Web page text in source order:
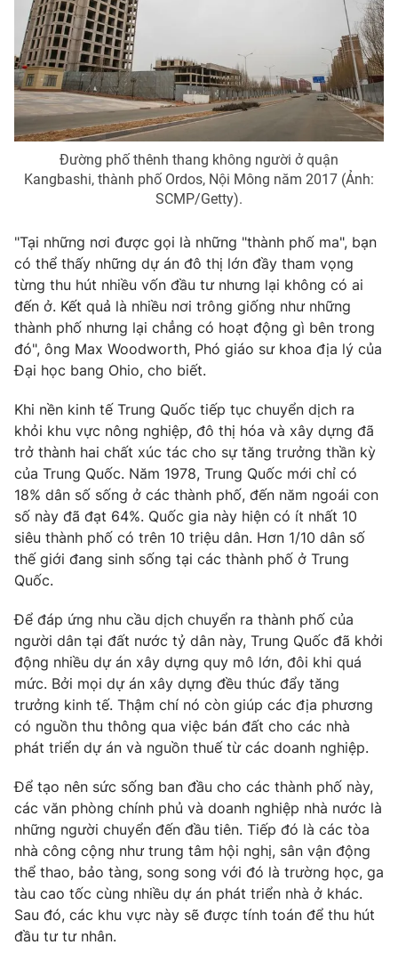
Khán giả
Giải sao mai
Sao
Du lịch
Làm đẹp
Chất lượng cuộc sống
Giáo dục
Tuyển sinh
Học trực tuyến
Công nghệ
Hitech Công nghệ tương lai
Sản phẩm
Thị trường
Giao lưu trực tuyến
Lịch phát sóng
Chuyên mục khác
Emagazine Podcast
Photo Infographic
VTV Money VTV Thể thao
VTV Sức khoẻ Bất động sản
Thị trường 24h Tấm lòng Việt
VTV9 VTV8
Liên hệ tòa soạn English
THỜI BÁO VTV
Theo dõi báo trên
Cơ quan chủ quản: Đài Truyền hình Việt Nam
Cơ quan báo chí:Thời báo VTV
Giấy phép hoạt động báo in và báo điện tử số 483/GP-BTTTT
Đường phố thênh thang không người ở quận
Kangbashi, thành phố Ordos, Nội Mông năm 2017 (Ảnh:
SCMP/Getty).
"Tại những nơi được gọi là những "thành phố ma", bạn
có thể thấy những dự án đô thị lớn đầy tham vọng
từng thu hút nhiều vốn đầu tư nhưng lại không có ai
đến ở. Kết quả là nhiều nơi trông giống như những
thành phố nhưng lại chẳng có hoạt động gì bên trong
đó", ông Max Woodworth, Phó giáo sư khoa địa lý của
Đại học bang Ohio, cho biết.
Khi nền kinh tế Trung Quốc tiếp tục chuyển dịch ra
khỏi khu vực nông nghiệp, đô thị hóa và xây dựng đã
trở thành hai chất xúc tác cho sự tăng trưởng thần kỳ
của Trung Quốc. Năm 1978, Trung Quốc mới chỉ có
18% dân số sống ở các thành phố, đến năm ngoái con
số này đã đạt 64%. Quốc gia này hiện có ít nhất 10
siêu thành phố có trên 10 triệu dân. Hơn 1/10 dân số
thế giới đang sinh sống tại các thành phố ở Trung
Quốc.
Để đáp ứng nhu cầu dịch chuyển ra thành phố của
người dân tại đất nước tỷ dân này, Trung Quốc đã khởi
động nhiều dự án xây dựng quy mô lớn, đôi khi quá
mức. Bởi mọi dự án xây dựng đều thúc đẩy tăng
trưởng kinh tế. Thậm chí nó còn giúp các địa phương
có nguồn thu thông qua việc bán đất cho các nhà
phát triển dự án và nguồn thuế từ các doanh nghiệp.
Để tạo nên sức sống ban đầu cho các thành phố này,
các văn phòng chính phủ và doanh nghiệp nhà nước là
những người chuyển đến đầu tiên. Tiếp đó là các tòa
nhà công cộng như trung tâm hội nghị, sân vận động
thể thao, bảo tàng, song song với đó là trường học, ga
tàu cao tốc cùng nhiều dự án phát triển nhà ở khác.
Sau đó, các khu vực này sẽ được tính toán để thu hút
đầu tư tư nhân.